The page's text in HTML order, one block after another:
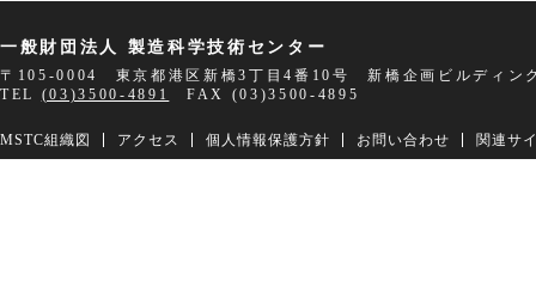
一般財団法人 製造科学技術センター
〒105-0004 東京都港区新橋3丁目4番10号 新橋企画ビルディン
TEL (03)3500-4891 FAX (03)3500-4895
MSTC組織図 アクセス 個人情報保護方針 お問い合わせ 関連サ